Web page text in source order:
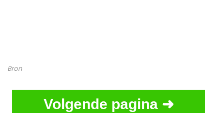
Bron
Volgende pagina ➜